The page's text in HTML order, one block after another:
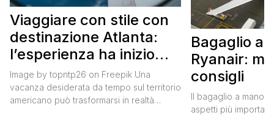
Viaggiare con stile con
destinazione Atlanta:
l’esperienza ha inizio
con un volo Air France
Image by topntp26 on Freepik Una
vacanza desiderata da tempo sul territorio
americano può trasformarsi in realtà
Bagaglio a
Ryanair:
consigli
Il bagaglio a mano
aspetti più